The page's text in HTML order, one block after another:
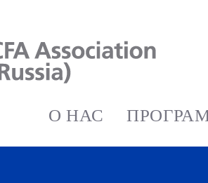
О НАС